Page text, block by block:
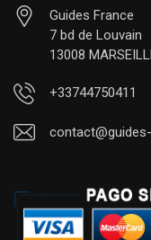
Guides France
7 bd de Louvain
13008
+33744750411